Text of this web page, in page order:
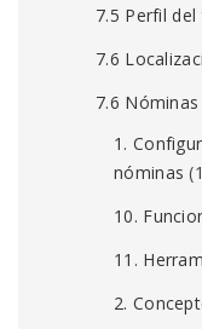
7.5 Perfil
7.6
7.6 Nóminas
1.
nóminas
10.
11.
2.